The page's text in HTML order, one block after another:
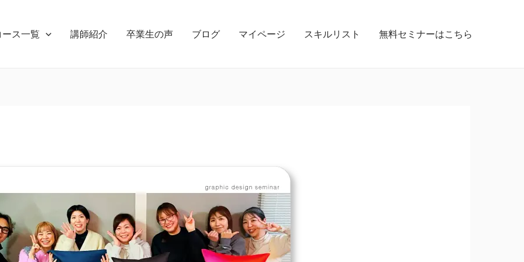
ース一覧 講師紹介 卒業生の声 ブログ マイページ スキルリスト 無料セミナーはこちら